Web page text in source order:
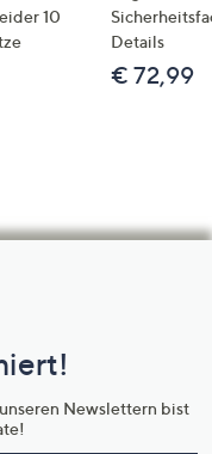
10
Details
€ 72,99
Newslettern bist